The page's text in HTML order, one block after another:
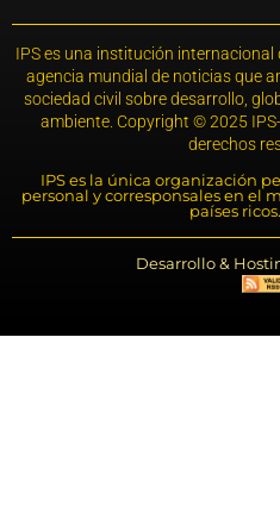
IPS es una institución internacional
agencia mundial de noticias que
sociedad civil sobre desarrollo,
ambiente. Copyright © 2025
derechos
IPS es la única organización
personal y corresponsales en el
países
Desarrollo &